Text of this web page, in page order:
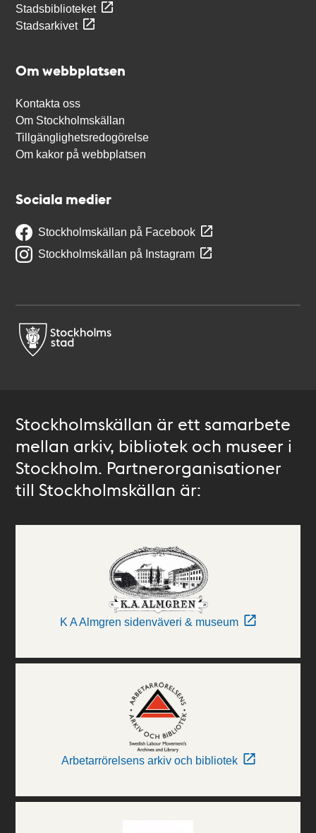
Stadsbiblioteket
Stadsarkivet
Om webbplatsen
Kontakta oss
Om Stockholmskällan
Tillgänglighetsredogörelse
Om kakor på webbplatsen
Sociala medier
Stockholmskällan på Facebook
Stockholmskällan på Instagram
Stockholmskällan är ett samarbete
mellan arkiv, bibliotek och museer i
Stockholm. Partnerorganisationer
till Stockholmskällan är:
K A Almgren sidenväveri & museum
Arbetarrörelsens arkiv och bibliotek